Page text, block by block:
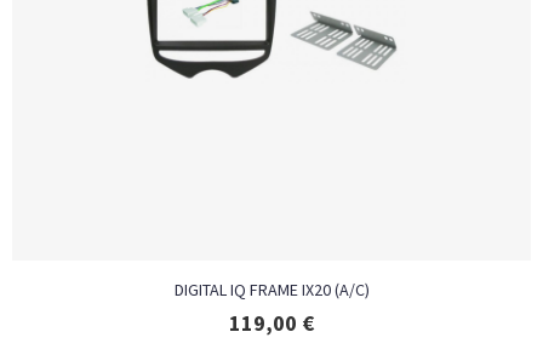
DIGITAL IQ FRAME IX20 (A/C)
119,00 €